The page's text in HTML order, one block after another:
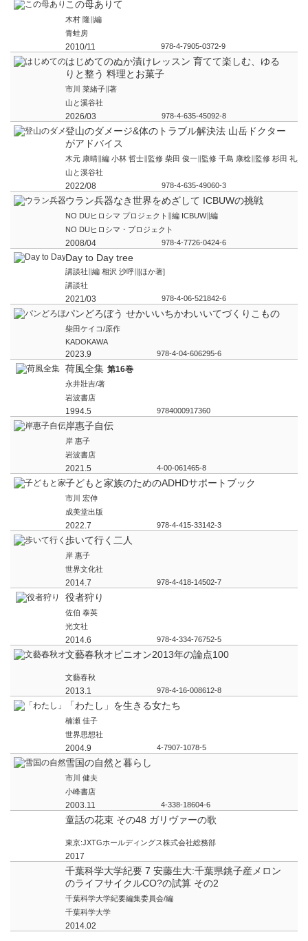
この母ありて
木村 隆∥編
青蛙房
2010/11 978-4-7905-0372-9
はじめてのぬか漬けレッスン 育てて楽しむ、ゆる
りと整う 料理とお菓子
市川 菜緒子∥著
山と溪谷社
2026/03 978-4-635-45092-8
登山のダメージ&体のトラブル解決法 山岳ドクター
がアドバイス
木元 康晴∥編 小林 哲士∥監修 柴田 俊一∥監修 千島 康稔∥監修 杉田 礼
山と溪谷社
2022/08 978-4-635-49060-3
ウラン兵器なき世界をめざして ICBUWの挑戦
NO DUヒロシマ プロジェクト∥編 ICBUW∥編
NO DUヒロシマ・プロジェクト
2008/04 978-4-7726-0424-6
Day to Day tree
講談社∥編 相沢 沙呼∥[ほか著]
講談社
2021/03 978-4-06-521842-6
パンどろぼう せかいいちかわいいてづくりこもの
柴田ケイコ/原作
KADOKAWA
2023.9 978-4-04-606295-6
荷風全集 第16巻
永井壯吉/著
岩波書店
1994.5 9784000917360
岸惠子自伝
岸 惠子
岩波書店
2021.5 4-00-061465-8
子どもと家族のためのADHDサポートブック
市川 宏伸
成美堂出版
2022.7 978-4-415-33142-3
歩いて行く二人
岸 惠子
世界文化社
2014.7 978-4-418-14502-7
役者狩り
佐伯 泰英
光文社
2014.6 978-4-334-76752-5
文藝春秋オピニオン2013年の論点100
文藝春秋
2013.1 978-4-16-008612-8
「わたし」を生きる女たち
楠瀬 佳子
世界思想社
2004.9 4-7907-1078-5
雪国の自然と暮らし
市川 健夫
小峰書店
2003.11 4-338-18604-6
童話の花束 その48 ガリヴァーの歌
東京:JXTGホールディングス株式会社総務部
2017
千葉科学大学紀要 7 安藤生大:千葉県銚子産メロン
のライフサイクルCO?の試算 その2
千葉科学大学紀要編集委員会/編
千葉科学大学
2014.02